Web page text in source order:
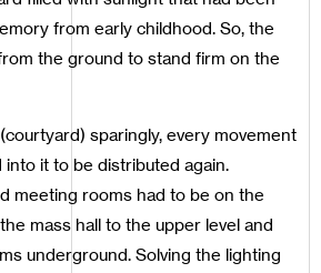
from early childhood. So, the
the ground to stand firm on the
sparingly, every movement
it to be distributed again.
meeting rooms had to be on the
mass hall to the upper level and
underground. Solving the lighting